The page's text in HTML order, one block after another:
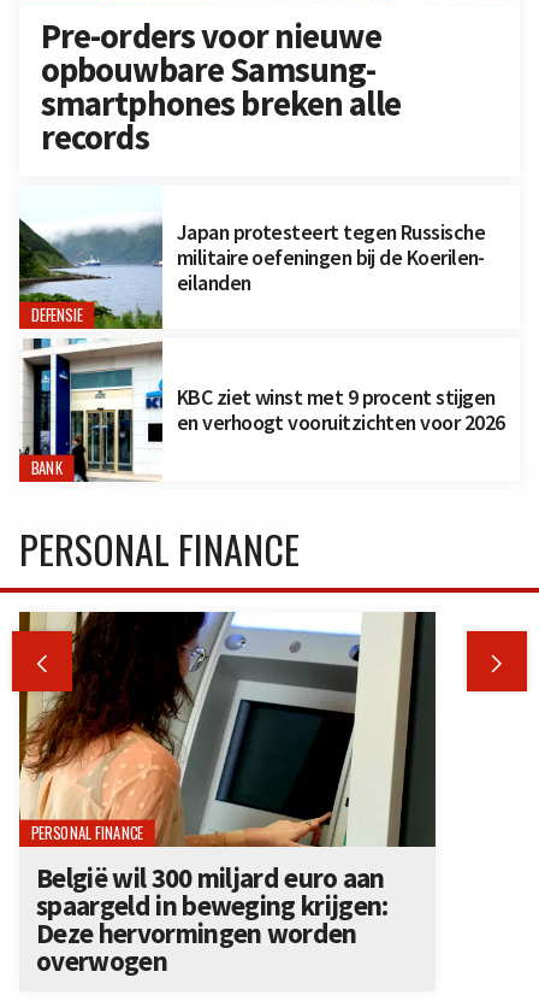
Pre-orders voor nieuwe
opbouwbare Samsung-
smartphones breken alle
records
DEFENSIE
Japan protesteert tegen Russische
militaire oefeningen bij de Koerilen-
eilanden
BANK
KBC ziet winst met 9 procent stijgen
en verhoogt vooruitzichten voor 2026
PERSONAL FINANCE
 
PERSONAL FINANCE
België wil 300 miljard euro aan
spaargeld in beweging krijgen:
Deze hervormingen worden
overwogen